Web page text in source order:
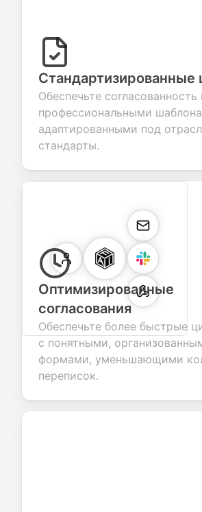
Обеспечьте согласованность
профессиональными
адаптированными под
стандарты.
Оптимизированные
согласования
Обеспечьте более быстрые
с понятными,
формами, уменьшающими
переписок.